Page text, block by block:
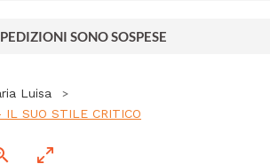
SONO SOSPESE
Luisa
IL SUO STILE CRITICO